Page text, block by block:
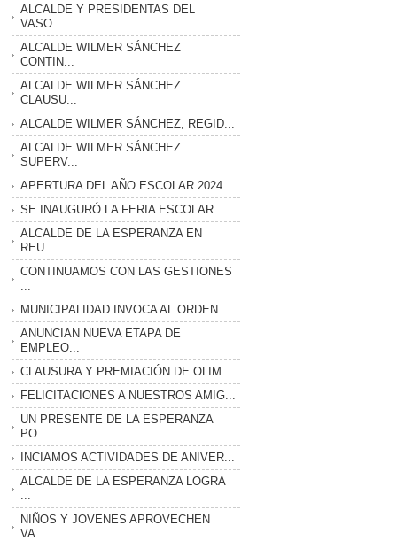
ALCALDE Y PRESIDENTAS DEL
VASO...
ALCALDE WILMER SÁNCHEZ
CONTIN...
ALCALDE WILMER SÁNCHEZ
CLAUSU...
ALCALDE WILMER SÁNCHEZ, REGID...
ALCALDE WILMER SÁNCHEZ
SUPERV...
APERTURA DEL AÑO ESCOLAR 2024...
SE INAUGURÓ LA FERIA ESCOLAR ...
ALCALDE DE LA ESPERANZA EN
REU...
CONTINUAMOS CON LAS GESTIONES
MUNICIPALIDAD INVOCA AL ORDEN ...
ANUNCIAN NUEVA ETAPA DE
EMPLEO...
CLAUSURA Y PREMIACIÓN DE OLIM...
FELICITACIONES A NUESTROS AMIG...
UN PRESENTE DE LA ESPERANZA
PO...
INCIAMOS ACTIVIDADES DE ANIVER...
ALCALDE DE LA ESPERANZA LOGRA
NIÑOS Y JOVENES APROVECHEN
VA...